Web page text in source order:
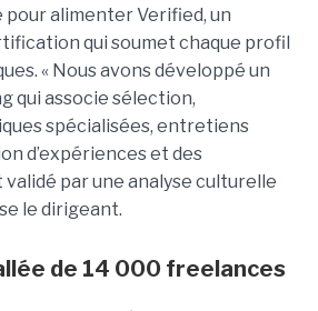
alimenter Verified, un
qui soumet chaque profil
« Nous avons développé un
qui associe sélection,
spécialisées, entretiens
d’expériences et des
par une analyse culturelle
le dirigeant.
de 14 000 freelances